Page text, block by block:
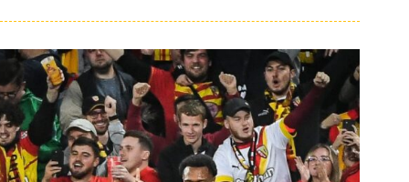
les
recrues
du
money-
time
à
suivre
cette
saison